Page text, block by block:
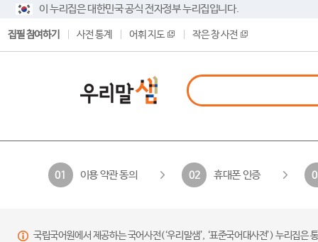
이 누리집은 대한민국 공식 전자정부 누리집입니다.
집필 참여하기 사전 통계 어휘 지도 작은 창 사전
01 이용 약관 동의 02 휴대폰 인증
국립국어원에서 제공하는 국어사전(‘우리말샘’, ‘표준국어대사전’) 누리집